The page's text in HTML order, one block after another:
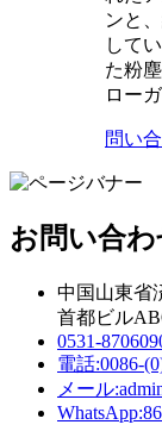
ンと
して
た粉
ロー
問い
お問い合わ
中国山東省
首都ビル
0531-
電話:0086-
メール:
WhatsApp: